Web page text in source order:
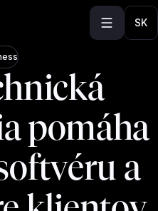
SK
pomáha
a